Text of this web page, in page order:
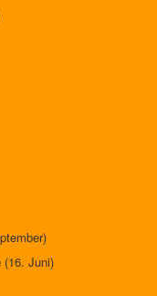
(16. Juni)